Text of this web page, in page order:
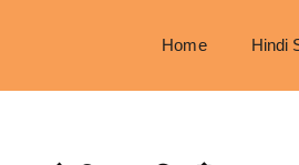
Home Hindi